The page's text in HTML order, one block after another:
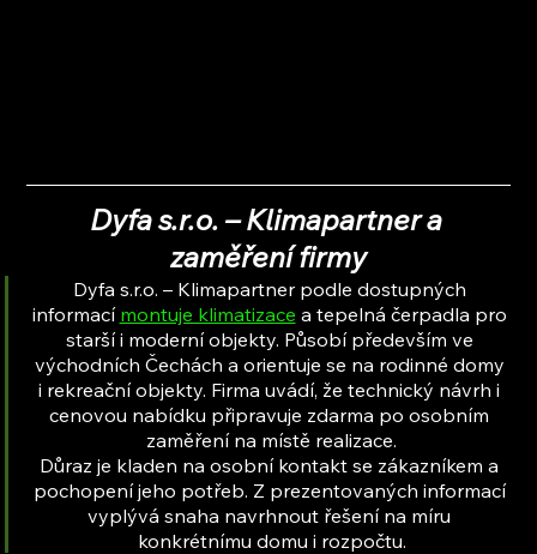
Dyfa s.r.o. – Klimapartner a
zaměření firmy
Dyfa s.r.o. – Klimapartner podle dostupných
informací montuje klimatizace a tepelná čerpadla pro
starší i moderní objekty. Působí především ve
východních Čechách a orientuje se na rodinné domy
i rekreační objekty. Firma uvádí, že technický návrh i
cenovou nabídku připravuje zdarma po osobním
zaměření na místě realizace.
Důraz je kladen na osobní kontakt se zákazníkem a
pochopení jeho potřeb. Z prezentovaných informací
vyplývá snaha navrhnout řešení na míru
konkrétnímu domu i rozpočtu.